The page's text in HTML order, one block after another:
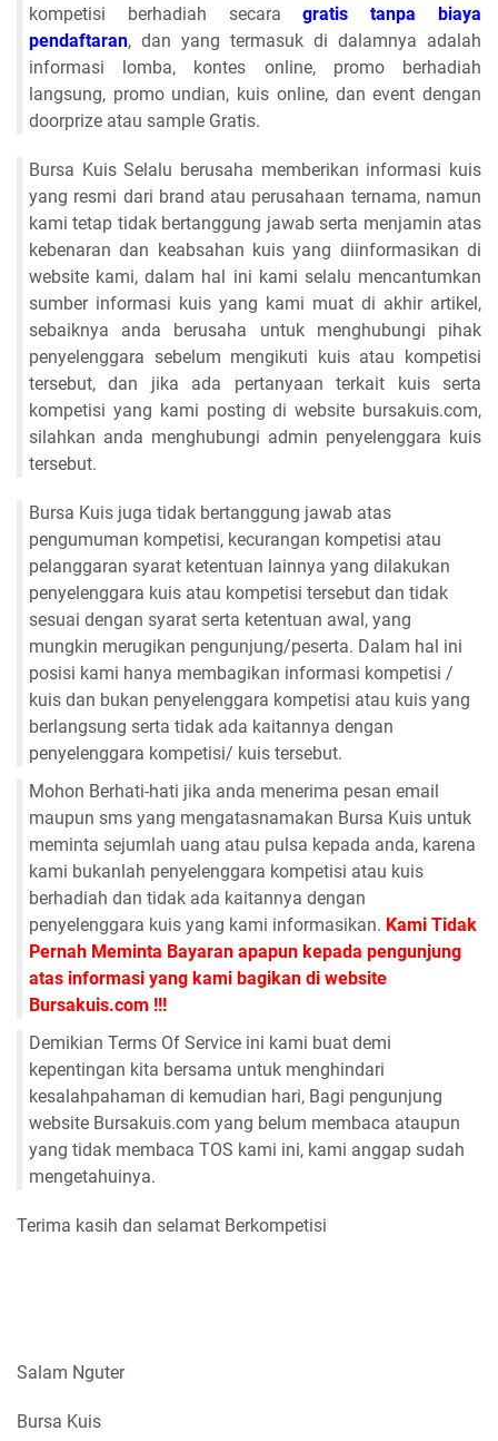
kompetisi berhadiah secaragratis tanpa biaya
pendaftaran, dan yang termasuk di dalamnya adalah
informasi lomba, kontes online, promo berhadiah
langsung, promo undian, kuis online, dan event dengan
doorprize atau sample Gratis.
Bursa Kuis Selalu berusaha memberikan informasi kuis
yang resmi dari brand atau perusahaan ternama, namun
kami tetap tidak bertanggung jawab serta menjamin atas
kebenaran dan keabsahan kuis yang diinformasikan di
website kami, dalam hal ini kami selalu mencantumkan
sumber informasi kuis yang kami muat di akhir artikel,
sebaiknya anda berusaha untuk menghubungi pihak
penyelenggara sebelum mengikuti kuis atau kompetisi
tersebut, dan jika ada pertanyaan terkait kuis serta
kompetisi yang kami posting di website bursakuis.com,
silahkan anda menghubungi admin penyelenggara kuis
tersebut.
Bursa Kuis juga tidak bertanggung jawab atas
pengumuman kompetisi, kecurangan kompetisi atau
pelanggaran syarat ketentuan lainnya yang dilakukan
penyelenggara kuis atau kompetisi tersebut dan tidak
sesuai dengan syarat serta ketentuan awal, yang
mungkin merugikan pengunjung/peserta. Dalam hal ini
posisi kami hanya membagikan informasi kompetisi /
kuis dan bukan penyelenggara kompetisi atau kuis yang
berlangsung serta tidak ada kaitannya dengan
penyelenggara kompetisi/ kuis tersebut.
Mohon Berhati-hati jika anda menerima pesan email
maupun sms yang mengatasnamakan Bursa Kuis untuk
meminta sejumlah uang atau pulsa kepada anda, karena
kami bukanlah penyelenggara kompetisi atau kuis
berhadiah dan tidak ada kaitannya dengan
penyelenggara kuis yang kami informasikan. Kami Tidak
Pernah Meminta Bayaran apapun kepada pengunjung
atas informasi yang kami bagikan di website
Bursakuis.com !!!
Demikian Terms Of Service ini kami buat demi
kepentingan kita bersama untuk menghindari
kesalahpahaman di kemudian hari, Bagi pengunjung
website Bursakuis.com yang belum membaca ataupun
yang tidak membaca TOS kami ini, kami anggap sudah
mengetahuinya.
Terima kasih dan selamat Berkompetisi
Salam Nguter
Bursa Kuis